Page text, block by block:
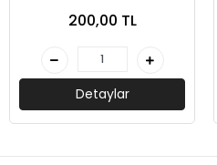
200,00 TL
Detaylar